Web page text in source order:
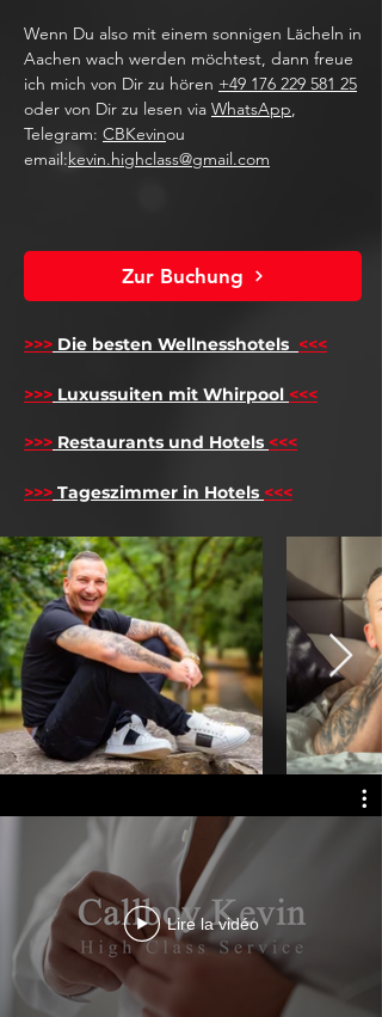
Wenn Du also mit einem sonnigen Lächeln in
Aachen wach werden möchtest, dann freue
ich mich von Dir zu hören +49 176 229 581 25
oder von Dir zu lesen via WhatsApp,
Telegram: CBKevinou
email:kevin.highclass@gmail.com
Zur Buchung
>>> Die besten Wellnesshotels <<<
>>> Luxussuiten mit Whirpool <<<
>>> Restaurants und Hotels <<<
>>> Tageszimmer in Hotels <<<
Lire la vidéo